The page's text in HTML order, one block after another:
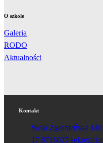
O szkole
Galeria
RODO
Aktualności
Kontakt
Wola Zgłobieńska 140
17 8716027 sekretariat